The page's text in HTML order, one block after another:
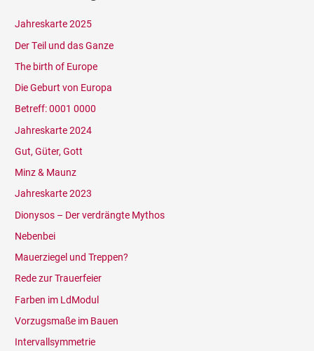
Jahreskarte 2025
Der Teil und das Ganze
The birth of Europe
Die Geburt von Europa
Betreff: 0001 0000
Jahreskarte 2024
Gut, Güter, Gott
Minz & Maunz
Jahreskarte 2023
Dionysos – Der verdrängte Mythos
Nebenbei
Mauerziegel und Treppen?
Rede zur Trauerfeier
Farben im LdModul
Vorzugsmaße im Bauen
Intervallsymmetrie